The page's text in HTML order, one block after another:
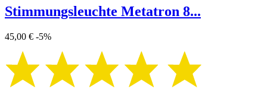
Stimmungsleuchte Metatron 8...
45,00 € -5%